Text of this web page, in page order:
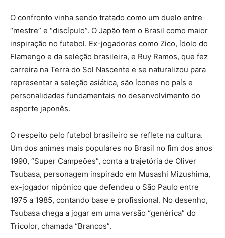
O confronto vinha sendo tratado como um duelo entre
“mestre” e “discípulo”. O Japão tem o Brasil como maior
inspiração no futebol. Ex-jogadores como Zico, ídolo do
Flamengo e da seleção brasileira, e Ruy Ramos, que fez
carreira na Terra do Sol Nascente e se naturalizou para
representar a seleção asiática, são ícones no país e
personalidades fundamentais no desenvolvimento do
esporte japonês.
O respeito pelo futebol brasileiro se reflete na cultura.
Um dos animes mais populares no Brasil no fim dos anos
1990, “Super Campeões”, conta a trajetória de Oliver
Tsubasa, personagem inspirado em Musashi Mizushima,
ex-jogador nipônico que defendeu o São Paulo entre
1975 a 1985, contando base e profissional. No desenho,
Tsubasa chega a jogar em uma versão “genérica” do
Tricolor, chamada “Brancos”.